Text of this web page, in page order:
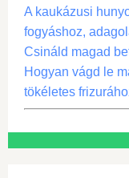
A kaukázusi
fogyáshoz,
Csináld magad
Hogyan vágd le
tökéletes